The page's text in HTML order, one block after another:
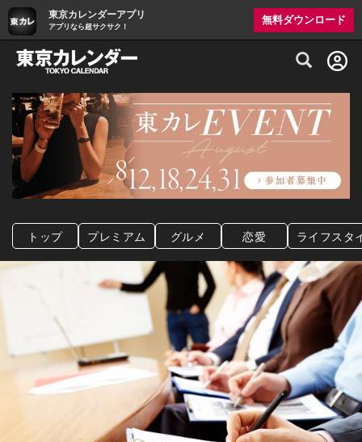
東京カレンダーアプリ
アプリなら超サクサク！
無料ダウンロード
グルメ情報・プレミアムレストラン予約
トップ プレミアム グルメ 恋愛 ライフスタ